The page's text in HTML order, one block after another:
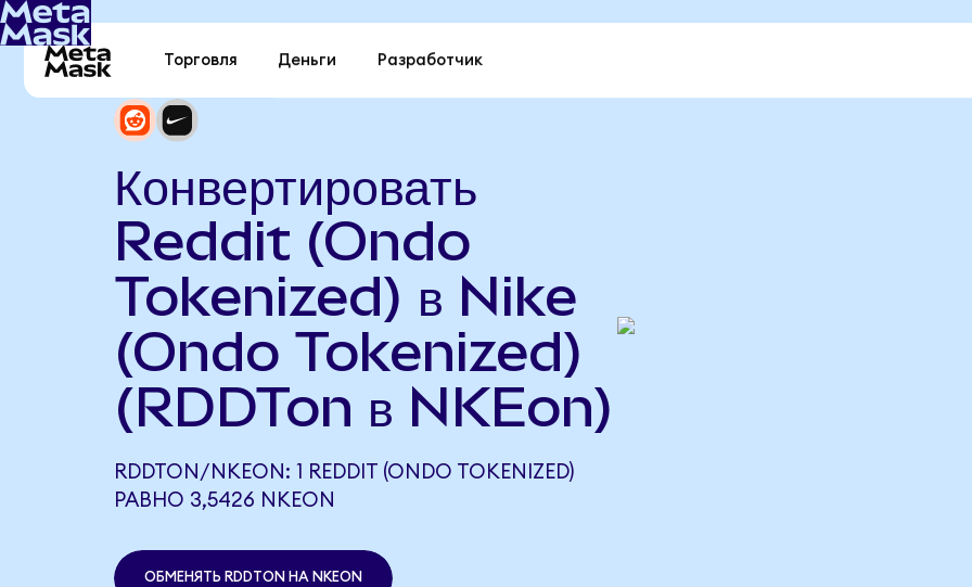
Торговля Деньги Разработчик
Конвертировать
Reddit (Ondo
Tokenized) в Nike
(Ondo Tokenized)
(RDDTon в NKEon)
RDDTON/NKEON: 1 REDDIT (ONDO TOKENIZED)
РАВНО 3,5426 NKEON
ОБМЕНЯТЬ RDDTON НА NKEON